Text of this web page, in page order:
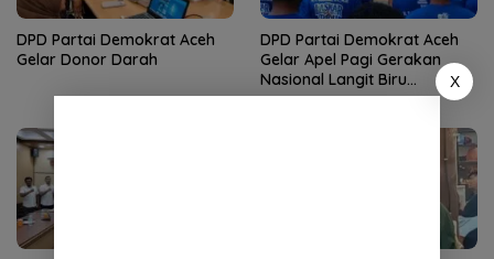
DPD Partai Demokrat Aceh
Gelar Donor Darah
DPD Partai Demokrat Aceh
Gelar Apel Pagi Gerakan
Nasional Langit Biru
Indonesia Asri
X